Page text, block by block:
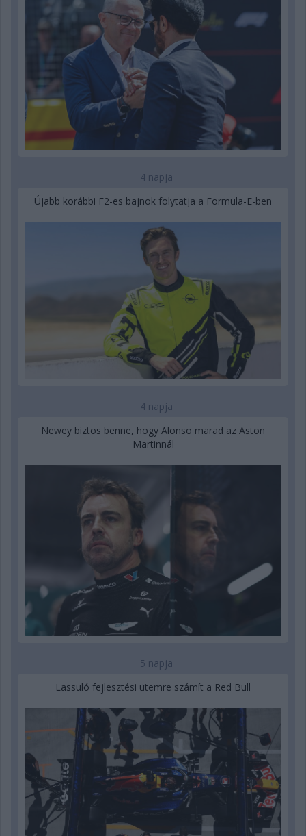
4 napja
Újabb korábbi F2-es bajnok folytatja a Formula-E-ben
4 napja
Newey biztos benne, hogy Alonso marad az Aston
Martinnál
5 napja
Lassuló fejlesztési ütemre számít a Red Bull